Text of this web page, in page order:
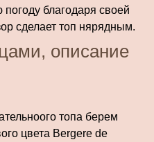
благодаря своей
сделает топ нярядным.
описание
топа берем
цвета Bergere de